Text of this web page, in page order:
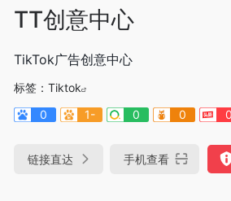
TT创意中心
TikTok广告创意中心
标签： Tiktok
0
1- 0 0 0
链接直达 手机查看